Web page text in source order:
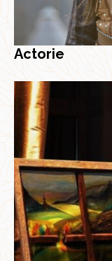
Actorie